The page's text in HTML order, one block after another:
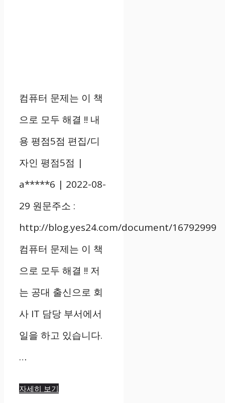
컴퓨터 문제는 이 책
으로 모두 해결 !! 내
용 평점5점 편집/디
자인 평점5점 |
a*****6 | 2022-08-
29 원문주소 :
http://blog.yes24.com/document/16792999
컴퓨터 문제는 이 책
으로 모두 해결 !! 저
는 공대 출신으로 회
사 IT 담당 부서에서
일을 하고 있습니다.
…
자세히 보기